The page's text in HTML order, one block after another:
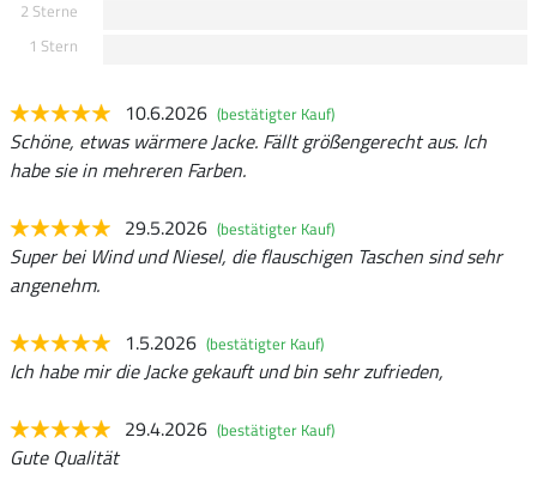
2 Sterne
1 Stern
10.6.2026 (bestätigter Kauf)
Schöne, etwas wärmere Jacke. Fällt größengerecht aus. Ich
habe sie in mehreren Farben.
29.5.2026 (bestätigter Kauf)
Super bei Wind und Niesel, die flauschigen Taschen sind sehr
angenehm.
1.5.2026 (bestätigter Kauf)
Ich habe mir die Jacke gekauft und bin sehr zufrieden,
29.4.2026 (bestätigter Kauf)
Gute Qualität